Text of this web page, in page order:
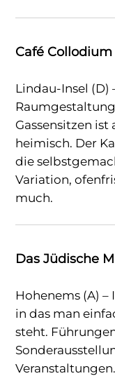
Café Collodium
Lindau-Insel (D)
Gassensitzen
heimisch. Der
die
Variation,
much.
Das Jüdische
Hohenems (A)
in das man
steht.
Veranstaltungen.